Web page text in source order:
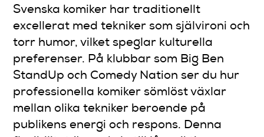
Svenska komiker har traditionellt
excellerat med tekniker som självironi och
torr humor, vilket speglar kulturella
preferenser. På klubbar som Big Ben
StandUp och Comedy Nation ser du hur
professionella komiker sömlöst växlar
mellan olika tekniker beroende på
publikens energi och respons. Denna